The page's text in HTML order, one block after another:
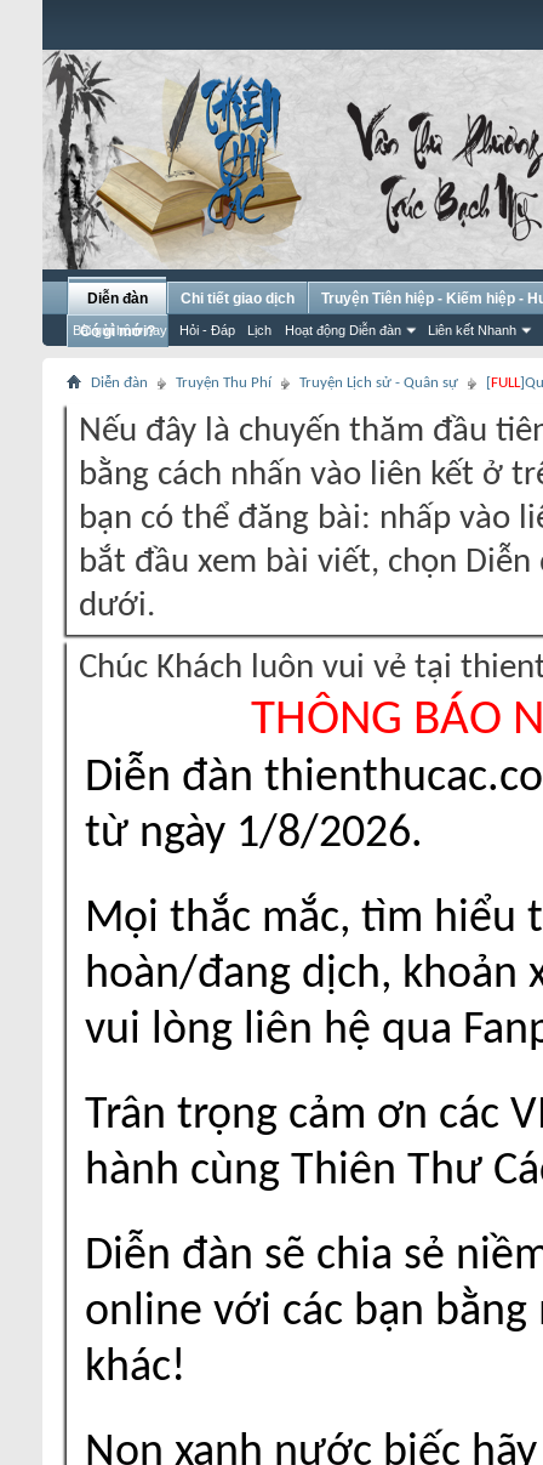
Diễn đàn
Bài gửi hôm nay Hỏi - Đáp Lịch Hoạt động Diễn đàn Liên kết Nhanh
Chi tiết giao dịch
Truyện Tiên hiệp - Kiếm hiệp -
Có gì mới?
Diễn đàn Truyện Thu Phí Truyện Lịch sử - Quân sự [FULL
Nếu đây là chuyến thăm đầu
bằng cách nhấn vào liên kết ở
bạn có thể đăng bài: nhấp vào
bắt đầu xem bài viết, chọn
dưới.
Chúc Khách luôn vui vẻ tại
THÔNG BÁO
Diễn đàn
từ ngày 1/8/2026.
Mọi thắc mắc, tìm hiểu
hoàn/đang dịch, khoản
vui lòng liên hệ qua
Trân trọng cảm ơn các
hành cùng Thiên Thư
Diễn đàn sẽ chia sẻ
online với các bạn
khác!
Non xanh nước biếc